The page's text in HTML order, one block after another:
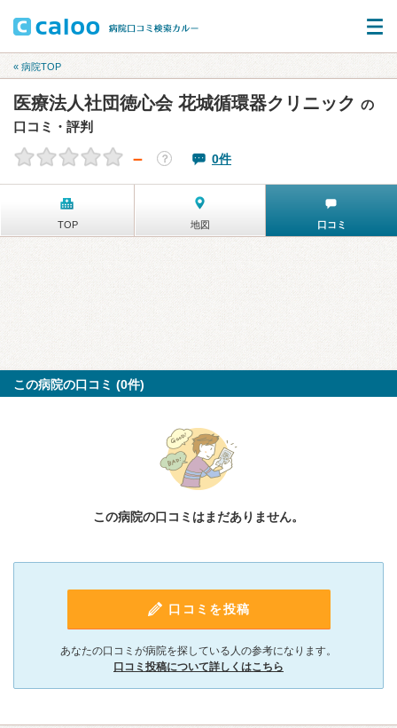
« 病院TOP
医療法人社団徳心会 花城循環器クリニック の
口コミ・評判
－ ？ 0件
TOP 地図 口コミ
この病院の口コミ (0件)
この病院の口コミはまだありません。
口コミを投稿
あなたの口コミが病院を探している人の参考になります。
口コミ投稿について詳しくはこちら